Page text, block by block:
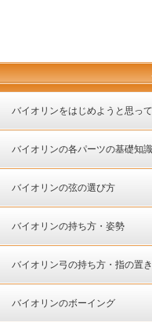
バイオリンをはじめようと思っ
バイオリンの各パーツの基礎知識
バイオリンの弦の選び方
バイオリンの持ち方・姿勢
バイオリン弓の持ち方・指の置
バイオリンのボーイング